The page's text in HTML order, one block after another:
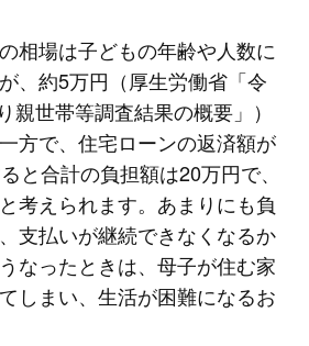
相場は子どもの年齢や人数に
、約5万円（厚生労働省「令
親世帯等調査結果の概要」）
方で、住宅ローンの返済額が
と合計の負担額は20万円で、
考えられます。あまりにも負
支払いが継続できなくなるか
なったときは、母子が住む家
しまい、生活が困難になるお